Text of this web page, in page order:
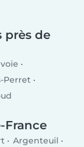
près de
Perret
France
Argenteuil